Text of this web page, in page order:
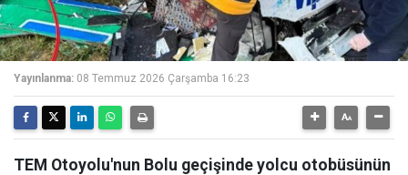
Yayınlanma: 08 Temmuz 2026 Çarşamba 16:23
TEM Otoyolu'nun Bolu geçişinde yolcu otobüsünün